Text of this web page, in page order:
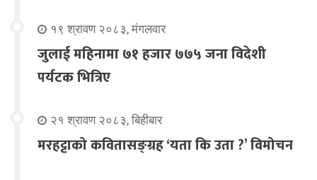
१९ श्रावण २०८३, मंगलवार
जुलाई महिनामा ७१ हजार ७७५ जना विदेशी
पर्यटक भित्रिए
२१ श्रावण २०८३, बिहीबार
मरहट्टाको कवितासङ्ग्रह ‘यता कि उता ?’ विमोचन